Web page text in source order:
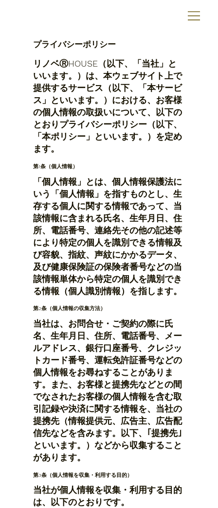
プライバシーポリシー
リノベⓇHOUSE（以下、「当社」と
いいます。）は、本ウェブサイト上で
提供するサービス（以下、「本サービ
ス」といいます。）における、お客様
の個人情報の取扱いについて、以下の
とおりプライバシーポリシー（以下、
「本ポリシー」といいます。）を定め
ます。
第1条（個人情報）
​​​​​​​「個人情報」とは、個人情報保護法に
いう「個人情報」を指すものとし、生
存する個人に関する情報であって、当
該情報に含まれる氏名、生年月日、住
所、電話番号、連絡先その他の記述等
により特定の個人を識別できる情報及
び容貌、指紋、声紋にかかるデータ、
及び健康保険証の保険者番号などの当
該情報単体から特定の個人を識別でき
る情報（個人識別情報）を指します。
第2条（個人情報の収集方法）
当社は、お問合せ・ご契約の際に氏
名、生年月日、住所、電話番号、メー
ルアドレス、銀行口座番号、クレジッ
トカード番号、運転免許証番号などの
個人情報をお尋ねすることがありま
す。また、お客様と提携先などとの間
でなされたお客様の個人情報を含む取
引記録や決済に関する情報を、当社の
提携先（情報提供元、広告主、広告配
信先などを含みます。以下、｢提携先｣
といいます。）などから収集すること
があります。
第3条（個人情報を収集・利用する目的）
当社が個人情報を収集・利用する目的
は、以下のとおりです。